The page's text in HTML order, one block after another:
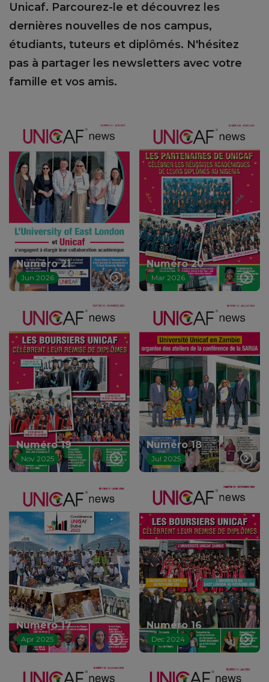
Unicaf. Parcourez-le et découvrez les
dernières nouvelles de nos campus,
étudiants, tuteurs et diplômés. N'hésitez
pas à partager les newsletters avec votre
famille et vos amis.
Numéro 21
Jun 2026
Numéro 20
Mar 2026
Numéro 19
Nov 2025
Numéro 18
Jul 2025
Numéro 17
Apr 2025
Numéro 16
Dec 2024